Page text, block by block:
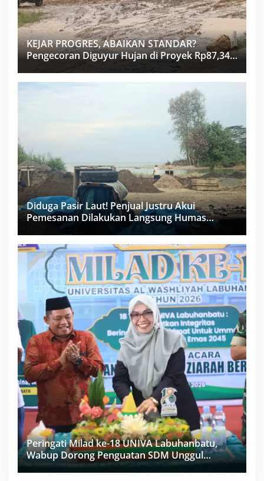
KEJAR PROGRES, ABAIKAN STANDAR?
Pengecoran Diguyur Hujan di Proyek Rp87,34
Miliar Sukma Nias, Konsultan, Pengawas dan
PPK Bungkam
Diduga Pasir Laut! Penjual Justru Akui
Pemesanan Dilakukan Langsung Humas
Peringati Milad ke-18 UNIVA Labuhanbatu,
Wabup Dorong Penguatan SDM Unggul
Menuju Indonesia Emas 2045